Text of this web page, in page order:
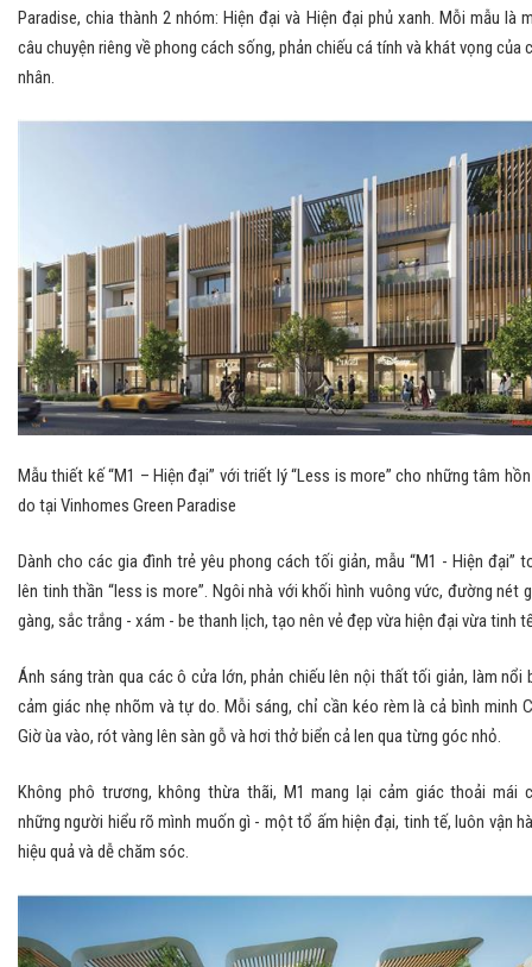
Paradise, chia thành 2 nhóm: Hiện đại và Hiện đại phủ xanh. Mỗi mẫu là
câu chuyện riêng về phong cách sống, phản chiếu cá tính và khát vọng của
nhân.
Mẫu thiết kế “M1 – Hiện đại” với triết lý “Less is more” cho những tâm
do tại Vinhomes Green Paradise
Dành cho các gia đình trẻ yêu phong cách tối giản, mẫu “M1 - Hiện đại”
lên tinh thần “less is more”. Ngôi nhà với khối hình vuông vức, đường nét
gàng, sắc trắng - xám - be thanh lịch, tạo nên vẻ đẹp vừa hiện đại vừa tinh
Ánh sáng tràn qua các ô cửa lớn, phản chiếu lên nội thất tối giản, làm nổi
cảm giác nhẹ nhõm và tự do. Mỗi sáng, chỉ cần kéo rèm là cả bình minh
Giờ ùa vào, rót vàng lên sàn gỗ và hơi thở biển cả len qua từng góc nhỏ.
Không phô trương, không thừa thãi, M1 mang lại cảm giác thoải mái
những người hiểu rõ mình muốn gì - một tổ ấm hiện đại, tinh tế, luôn vận
hiệu quả và dễ chăm sóc.